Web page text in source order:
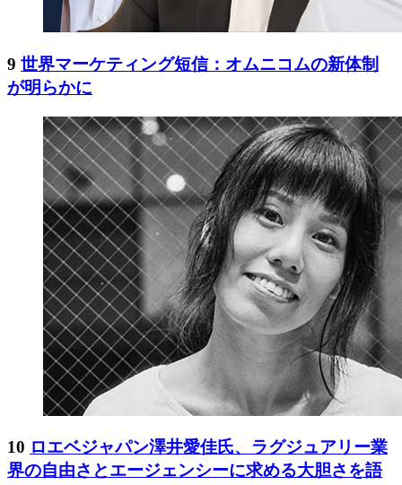
9 世界マーケティング短信：オムニコムの新体制
が明らかに
10 ロエベジャパン澤井愛佳氏、ラグジュアリー業
界の自由さとエージェンシーに求める大胆さを語